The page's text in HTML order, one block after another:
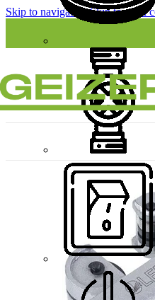
Skip to navigationSkip to main